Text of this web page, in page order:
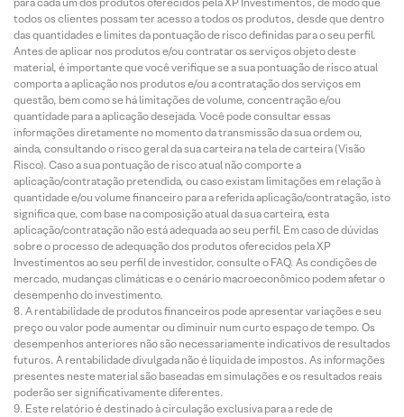
todos os clientes possam ter acesso a todos os produtos, desde que dentro
das quantidades e limites da pontuação de risco definidas para o seu perfil.
Antes de aplicar nos produtos e/ou contratar os serviços objeto deste
material, é importante que você verifique se a sua pontuação de risco atual
comporta a aplicação nos produtos e/ou a contratação dos serviços em
questão, bem como se há limitações de volume, concentração e/ou
quantidade para a aplicação desejada. Você pode consultar essas
informações diretamente no momento da transmissão da sua ordem ou,
ainda, consultando o risco geral da sua carteira na tela de carteira (Visão
Risco). Caso a sua pontuação de risco atual não comporte a
aplicação/contratação pretendida, ou caso existam limitações em relação à
quantidade e/ou volume financeiro para a referida aplicação/contratação, isto
significa que, com base na composição atual da sua carteira, esta
aplicação/contratação não está adequada ao seu perfil. Em caso de dúvidas
sobre o processo de adequação dos produtos oferecidos pela XP
Investimentos ao seu perfil de investidor, consulte o FAQ. As condições de
mercado, mudanças climáticas e o cenário macroeconômico podem afetar o
desempenho do investimento.
A rentabilidade de produtos financeiros pode apresentar variações e seu
preço ou valor pode aumentar ou diminuir num curto espaço de tempo. Os
desempenhos anteriores não são necessariamente indicativos de resultados
futuros. A rentabilidade divulgada não é líquida de impostos. As informações
presentes neste material são baseadas em simulações e os resultados reais
poderão ser significativamente diferentes.
Este relatório é destinado à circulação exclusiva para a rede de